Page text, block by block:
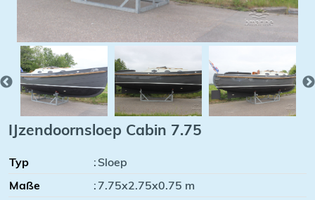
IJzendoornsloep Cabin 7.75
Typ : Sloep
Maße
: 7.75x2.75x0.75 m